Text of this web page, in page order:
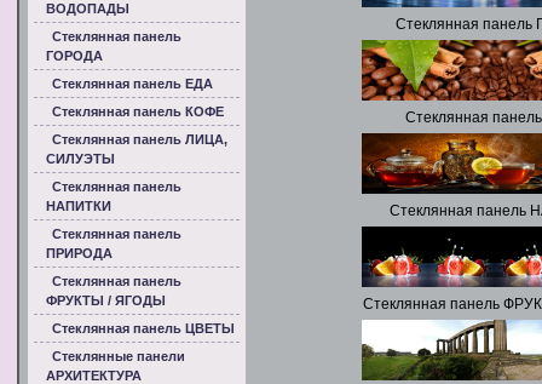
Стеклянная панель
Стеклянная
Стеклянная панель
Стеклянная панель
ВОДОПАДЫ
Стеклянная панель
ГОРОДА
Стеклянная панель ЕДА
Стеклянная панель КОФЕ
Стеклянная панель ЛИЦА,
СИЛУЭТЫ
Стеклянная панель
НАПИТКИ
Стеклянная панель
ПРИРОДА
Стеклянная панель
ФРУКТЫ / ЯГОДЫ
Стеклянная панель ЦВЕТЫ
Стеклянные панели
АРХИТЕКТУРА